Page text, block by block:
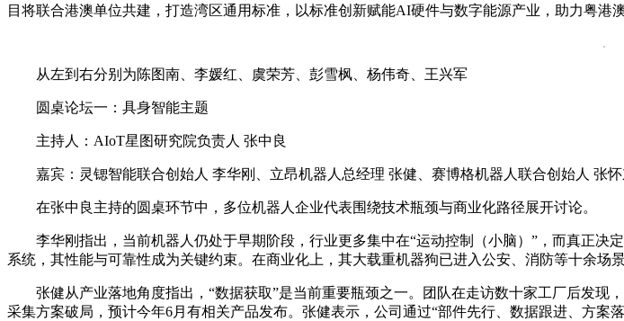
目将联合港澳单位共建，打造湾区通用标准，以标准创新赋能AI硬件与数字能源产业，助力粤港
从左到右分别为陈图南、李媛红、虞荣芳、彭雪枫、杨伟奇、王兴军
圆桌论坛一：具身智能主题
主持人：AIoT星图研究院负责人 张中良
嘉宾：灵锶智能联合创始人 李华刚、立昂机器人总经理 张健、赛博格机器人联合创始人 张
在张中良主持的圆桌环节中，多位机器人企业代表围绕技术瓶颈与商业化路径展开讨论。
李华刚指出，当前机器人仍处于早期阶段，行业更多集中在“运动控制（小脑）”，而真正
系统，其性能与可靠性成为关键约束。在商业化上，其大载重机器狗已进入公安、消防等十余场景
张健从产业落地角度指出，“数据获取”是当前重要瓶颈之一。团队在走访数十家工厂后发
采集方案破局，预计今年6月有相关产品发布。张健表示，公司通过“部件先行、数据跟进、方